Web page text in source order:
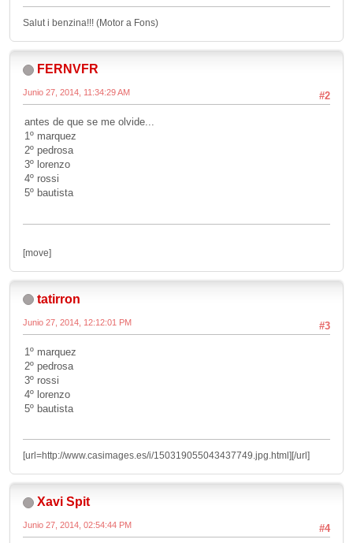
Salut i benzina!!! (Motor a Fons)
FERNVFR
#2
Junio 27, 2014, 11:34:29 AM
antes de que se me olvide...
1º marquez
2º pedrosa
3º lorenzo
4º rossi
5º bautista
[move]
tatirron
#3
Junio 27, 2014, 12:12:01 PM
1º marquez
2º pedrosa
3º rossi
4º lorenzo
5º bautista
[url=http://www.casimages.es/i/150319055043437749.jpg.html] [/url]
Xavi Spit
#4
Junio 27, 2014, 02:54:44 PM